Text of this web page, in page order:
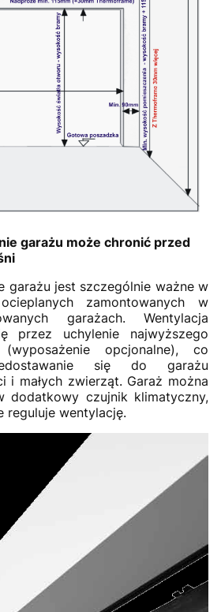
garażu może chronić przed
garażu jest szczególnie ważne w
zamontowanych w
garażach. Wentylacja
przez uchylenie najwyższego
opcjonalne), co
się do garażu
i małych zwierząt. Garaż można
dodatkowy czujnik klimatyczny,
reguluje wentylację.